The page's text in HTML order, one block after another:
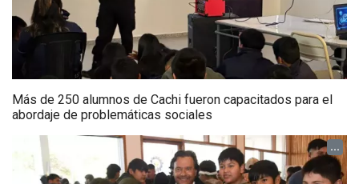
Más de 250 alumnos de Cachi fueron capacitados para el
abordaje de problemáticas sociales
...